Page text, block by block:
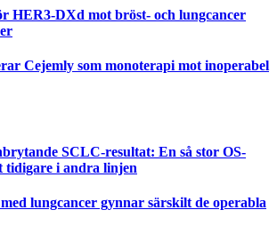
HER3-DXd mot bröst- och lungcancer
Cejemly som monoterapi mot inoperabel
SCLC-resultat: En så stor OS-
tidigare i andra linjen
lungcancer gynnar särskilt de operabla